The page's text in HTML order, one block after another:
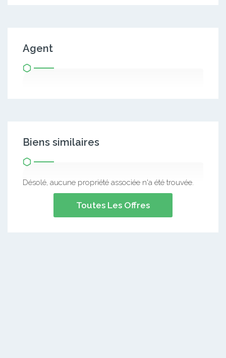
Agent
Biens similaires
Désolé, aucune propriété associée n'a été trouvée.
Toutes Les Offres